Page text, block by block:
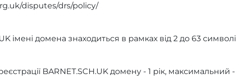
disputes/drs/policy/
імені домена знаходиться в рамках від 2 до 63
BARNET.SCH.UK домену - 1 рік, максимальний -